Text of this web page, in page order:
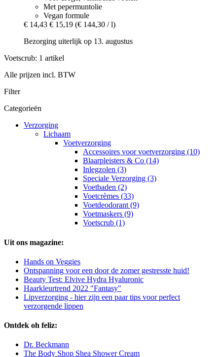
Met pepermuntolie
Vegan formule
€ 14,43 € 15,19 (€ 144,30 / l)
Bezorging uiterlijk op 13. augustus
Voetscrub: 1 artikel
Alle prijzen incl. BTW
Filter
Categorieën
Verzorging
Lichaam
Voetverzorging
Accessoires voor voetverzorging (10)
Blaarpleisters & Co (14)
Inlegzolen (3)
Speciale Verzorging (3)
Voetbaden (2)
Voetcrèmes (33)
Voetdeodorant (9)
Voetmaskers (9)
Voetscrub (1)
Uit ons magazine:
Hands on Veggies
Ontspanning voor een door de zomer gestresste huid!
Beauty Test: Elvive Hydra Hyaluronic
Haarkleurtrend 2022 "Fantasy"
Lipverzorging - hier zijn een paar tips voor perfect
verzorgende lippen
Ontdek oh feliz:
Dr. Beckmann
The Body Shop Shea Shower Cream